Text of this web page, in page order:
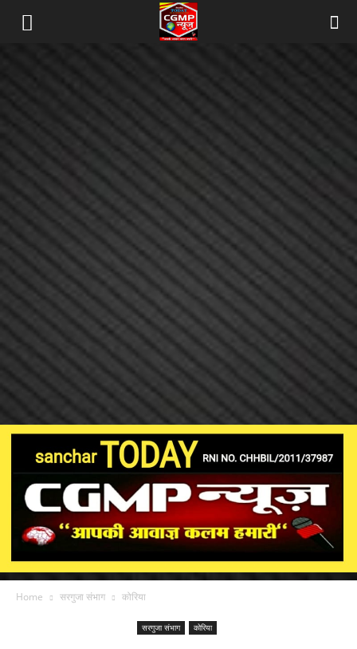
Home सरगुजा संभाग कोरिया
सरगुजा संभाग कोरिया